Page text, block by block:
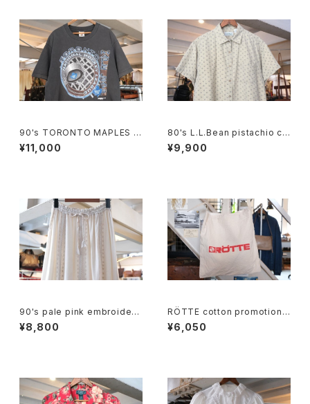
90's TORONTO MAPLES L
EAFS black cotton Tee "M
ade in CANADA"
¥11,000
80's L.L.Bean pistachio cal
ico cotton box Shirt
¥9,900
90's pale pink embroidere
d rayon easy Skirt
¥8,800
RÖTTE cotton promotional
shoulder Bag
¥6,050